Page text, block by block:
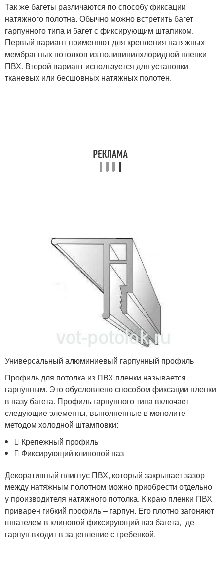
Так же багеты различаются по способу фиксации
натяжного полотна. Обычно можно встретить багет
гарпунного типа и багет с фиксирующим штапиком.
Первый вариант применяют для крепления натяжных
мембранных потолков из поливинилхлоридной пленки
ПВХ. Второй вариант используется для установки
тканевых или бесшовных натяжных полотен.
Универсальный алюминиевый гарпунный профиль
Профиль для потолка из ПВХ пленки называется
гарпунным. Это обусловлено способом фиксации пленки
в пазу багета. Профиль гарпунного типа включает
следующие элементы, выполненные в монолите
методом холодной штамповки:
​ Крепежный профиль
​ Фиксирующий клиновой паз
Декоративный плинтус ПВХ, который закрывает зазор
между натяжным полотном можно приобрести отдельно
у производителя натяжного потолка. К краю пленки ПВХ
приварен гибкий профиль – гарпун. Его плотно загоняют
шпателем в клиновой фиксирующий паз багета, где
гарпун входит в зацепление с гребенкой.